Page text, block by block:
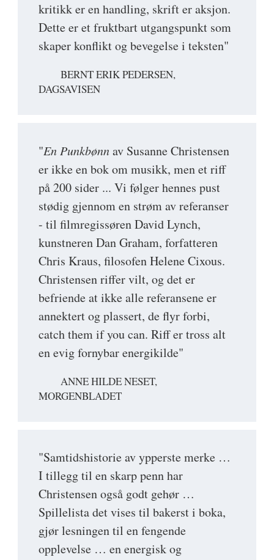
kritikk er en handling, skrift er aksjon.
Dette er et fruktbart utgangspunkt som
skaper konflikt og bevegelse i teksten"
BERNT ERIK PEDERSEN,
DAGSAVISEN
"En Punkbønnav Susanne Christensen
er ikke en bok om musikk, men et riff
på 200 sider ... Vi følger hennes pust
stødig gjennom en strøm av referanser
- til filmregissøren David Lynch,
kunstneren Dan Graham, forfatteren
Chris Kraus, filosofen Helene Cixous.
Christensen riffer vilt, og det er
befriende at ikke alle referansene er
annektert og plassert, de flyr forbi,
catch them if you can. Riff er tross alt
en evig fornybar energikilde"
ANNE HILDE NESET,
MORGENBLADET
"Samtidshistorie av ypperste merke …
I tillegg til en skarp penn har
Christensen også godt gehør …
Spillelista det vises til bakerst i boka,
gjør lesningen til en fengende
opplevelse … en energisk og